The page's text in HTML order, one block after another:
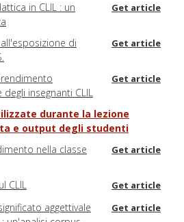
in CLIL : un
Get article
di
Get article
insegnanti CLIL
Get article
durante la lezione
e output degli studenti
nella classe
Get article
CLIL Get article
aggettivale
Get article